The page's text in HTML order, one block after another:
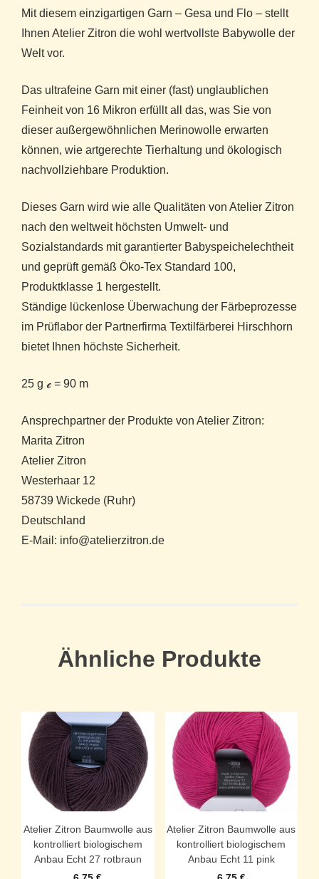
Mit diesem einzigartigen Garn – Gesa und Flo – stellt
Ihnen Atelier Zitron die wohl wertvollste Babywolle der
Welt vor.
Das ultrafeine Garn mit einer (fast) unglaublichen
Feinheit von 16 Mikron erfüllt all das, was Sie von
dieser außergewöhnlichen Merinowolle erwarten
können, wie artgerechte Tierhaltung und ökologisch
nachvollziehbare Produktion.
Dieses Garn wird wie alle Qualitäten von Atelier Zitron
nach den weltweit höchsten Umwelt- und
Sozialstandards mit garantierter Babyspeichelechtheit
und geprüft gemäß Öko-Tex Standard 100,
Produktklasse 1 hergestellt.
Ständige lückenlose Überwachung der Färbeprozesse
im Prüflabor der Partnerfirma Textilfärberei Hirschhorn
bietet Ihnen höchste Sicherheit.
25 g ℯ = 90 m
Ansprechpartner der Produkte von Atelier Zitron:
Marita Zitron
Atelier Zitron
Westerhaar 12
58739 Wickede (Ruhr)
Deutschland
E-Mail: info@atelierzitron.de
Ähnliche Produkte
Atelier Zitron Baumwolle aus
kontrolliert biologischem
Anbau Echt 27 rotbraun
Atelier Zitron Baumwolle aus
kontrolliert biologischem
Anbau Echt 11 pink